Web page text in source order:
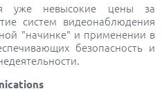
уже невысокие цены за
систем видеонаблюдения
"начинке" и применении в
безопасность и